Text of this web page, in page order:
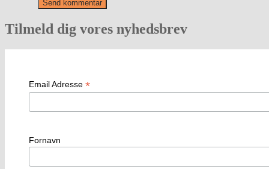
Tilmeld dig vores nyhedsbrev
Email Adresse *
Fornavn